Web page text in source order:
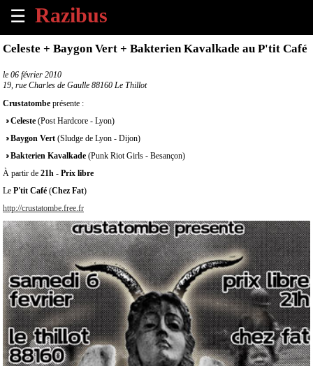
☰
×
Tous
évènements
à
venir
un
évènement
Contact
À
propos
Celeste + Baygon Vert + Bakterien Kavalkade au P'tit Café
le 06 février 2010
19, rue Charles de Gaulle 88160 Le Thillot
Crustatombe présente :
Celeste (Post Hardcore - Lyon)
Baygon Vert (Sludge de Lyon - Dijon)
Bakterien Kavalkade (Punk Riot Girls - Besançon)
À partir de 21h - Prix libre
Le P'tit Café (Chez Fat)
http://crustatombe.free.fr